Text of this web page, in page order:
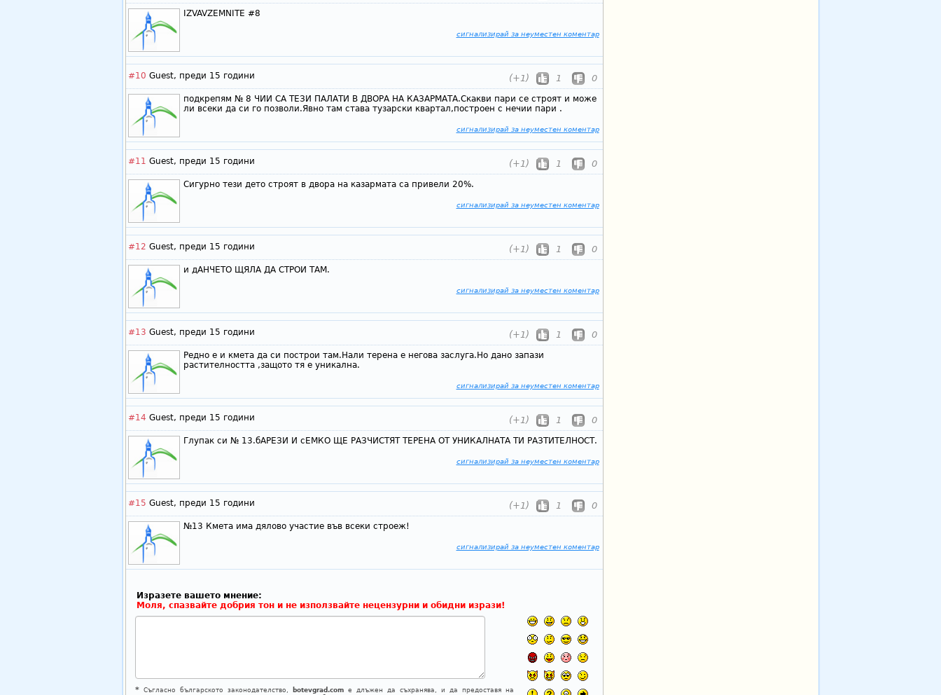
IZVAVZEMNITE #8
сигнализирай за неуместен коментар
#10 Guest, преди 15 години (+1) 1 0
подкрепям № 8 ЧИИ СА ТЕЗИ ПАЛАТИ В ДВОРА НА КАЗАРМАТА.Скакви пари се строят и може
ли всеки да си го позволи.Явно там става тузарски квартал,построен с нечии пари .
сигнализирай за неуместен коментар
#11 Guest, преди 15 години (+1) 1 0
Сигурно тези дето строят в двора на казармата са привели 20%.
сигнализирай за неуместен коментар
#12 Guest, преди 15 години (+1) 1 0
и дАНЧЕТО ЩЯЛА ДА СТРОИ ТАМ.
сигнализирай за неуместен коментар
#13 Guest, преди 15 години (+1) 1 0
Редно е и кмета да си построи там.Нали терена е негова заслуга.Но дано запази
растителността ,защото тя е уникална.
сигнализирай за неуместен коментар
#14 Guest, преди 15 години (+1) 1 0
Глупак си № 13.бАРЕЗИ И сЕМКО ЩЕ РАЗЧИСТЯТ ТЕРЕНА ОТ УНИКАЛНАТА ТИ РАЗТИТЕЛНОСТ.
сигнализирай за неуместен коментар
#15 Guest, преди 15 години (+1) 1 0
№13 Кмета има дялово участие във всеки строеж!
сигнализирай за неуместен коментар
Изразете вашето мнение:
Моля, спазвайте добрия тон и не използвайте нецензурни и обидни изрази!
*Съгласно българското законодателство, botevgrad.comе длъжен да съхранява, и да предоставя на